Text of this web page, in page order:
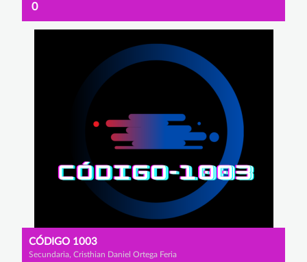
0
CÓDIGO 1003
Secundaria, Cristhian Daniel Ortega Feria